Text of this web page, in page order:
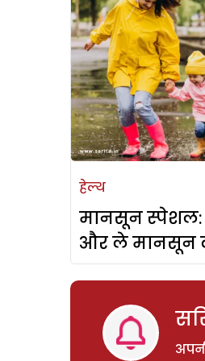
हेल्थ
मानसून स्पेशल:
और ले मानसून